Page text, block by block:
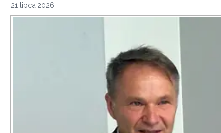
21 lipca 2026